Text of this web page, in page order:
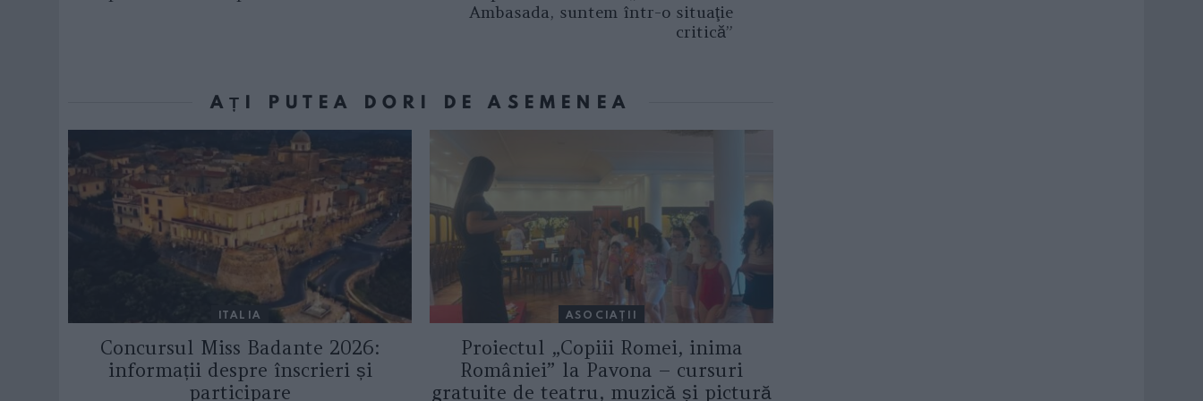
Ambasada, suntem într-o situaţie
critică”
AȚI PUTEA DORI DE ASEMENEA
ITALIA
Concursul Miss Badante 2026:
informații despre înscrieri și
participare
ASOCIAŢII
Proiectul „Copiii Romei, inima
României” la Pavona – cursuri
gratuite de teatru, muzică și pictură